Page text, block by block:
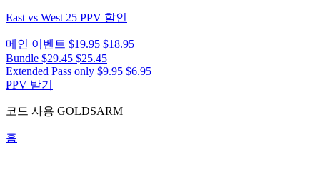
East vs West 25 PPV 할인
메인 이벤트 $19.95 $18.95
Bundle $29.45 $25.45
Extended Pass only $9.95 $6.95
PPV 받기
코드 사용 GOLDSARM
홈